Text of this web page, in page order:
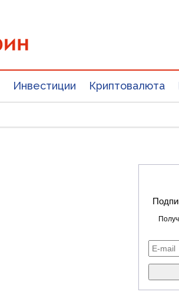
Инвестиции Криптовалюта